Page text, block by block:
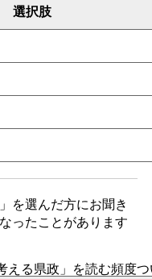
選択肢
を選んだ方にお聞き
ったことがあります
える県政」を読む頻度